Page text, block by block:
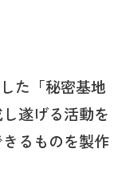
た「秘密基地
遂げる活動を
るものを製作